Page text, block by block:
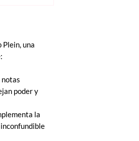
Plein, una
poder y
la